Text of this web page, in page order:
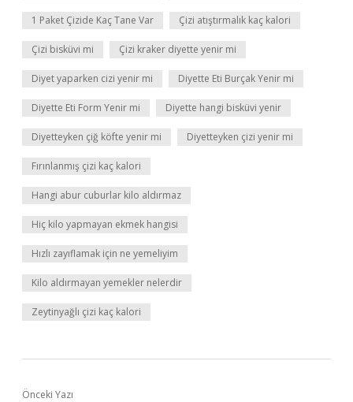
1 Paket Çizide Kaç Tane Var Çizi atıştırmalık kaç kalori
Çizi bisküvi mi Çizi kraker diyette yenir mi
Diyet yaparken cizi yenir mi Diyette Eti Burçak Yenir mi
Diyette Eti Form Yenir mi Diyette hangi bisküvi yenir
Diyetteyken çiğ köfte yenir mi Diyetteyken çizi yenir mi
Fırınlanmış çizi kaç kalori
Hangi abur cuburlar kilo aldırmaz
Hiç kilo yapmayan ekmek hangisi
Hızlı zayıflamak için ne yemeliyim
Kilo aldırmayan yemekler nelerdir
Zeytinyağlı çizi kaç kalori
Önceki Yazı